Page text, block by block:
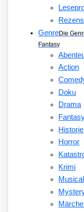
GenreDie
Fantasy
Action
Doku
Drama
Historie
Horror
Krimi
Musical